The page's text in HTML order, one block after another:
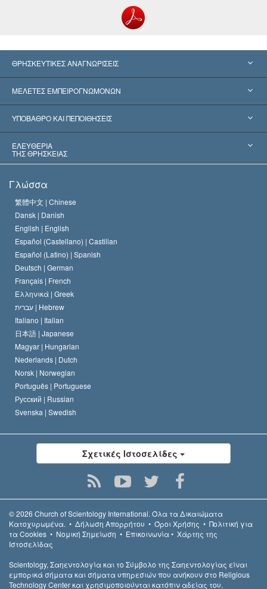
ΘΡΗΣΚΕΥΤΙΚΕΣ ΑΝΑΓΝΩΡΙΣΕΙΣ
Ηνωμένες Πολιτείες
Παγκόσμιες Αναγνωρίσεις
Αποφάσεις-Ορόσημα
ΜΕΛΕΤΕΣ ΕΜΠΕΙΡΟΓΝΩΜΟΝΩΝ
Πραγματογνωμοσύ­νες ανά Κατηγορία
Σπουδαιότεροι Εμπειρογνώμονες του Κόσμου
ΥΠΟΒΑΘΡΟ ΚΑΙ ΠΕΠΟΙΘΗΣΕΙΣ
Λ. Ρον Χάμπαρντ
Ο Κώδικας του Σαηεντολόγου
Ντέιβιντ Μισκάβιτς
ΕΛΕΥΘΕΡΙΑ
ΤΗΣ ΘΡΗΣΚΕΙΑΣ
Ελευθερία της Θρησκείας;
Πρότυπα που αναφέρονται στα Ανθρώπινα Δικαιώματα
Διεθνώς
Διακήρυξη περί της Θρησκείας
Γλώσσα
繁體中文 | Chinese
Dansk | Danish
English | English
Español (Castellano) | Castilian
Español (Latino) | Spanish
Deutsch | German
Français | French
Ελληνικά | Greek
עברית | Hebrew
Italiano | Italian
日本語 | Japanese
Magyar | Hungarian
Nederlands | Dutch
Norsk | Norwegian
Português | Portuguese
Русский | Russian
Svenska | Swedish
Σχετικές Ιστοσελίδες
© 2026 Church of Scientology International. Όλα τα Δικαιώµατα
Κατοχυρωµένα. • Δήλωση Απορρήτου • Όροι Χρήσης • Πολιτική για
τα Cookies • Νομική Σημείωση • Επικοινωνία• Χάρτης της
Ιστοσελίδας
Scientology, Σαηεντολογία και το Σύμβολο της Σαηεντολογίας είναι
εμπορικά σήματα και σήματα υπηρεσιών που ανήκουν στο Religious
Technology Center και χρησιμοποιούνται κατόπιν αδείας του.